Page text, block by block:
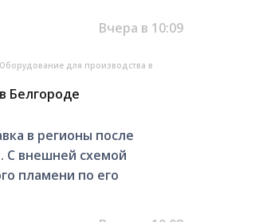
Вчера в 10:09
Оборудование для производства в
Белгороде
в регионы после
С внешней схемой
пламени по его